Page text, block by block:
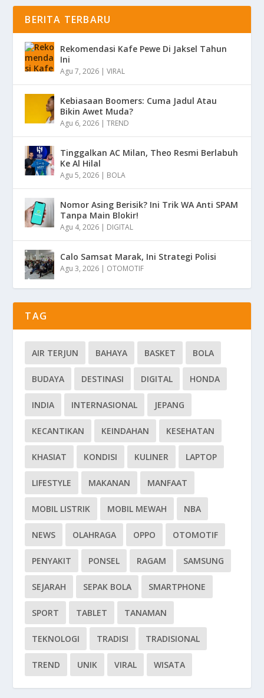
BERITA TERBARU
Rekomendasi Kafe Pewe Di Jaksel Tahun
Ini
Agu 7, 2026 |VIRAL
Kebiasaan Boomers: Cuma Jadul Atau
Bikin Awet Muda?
Agu 6, 2026 |TREND
Tinggalkan AC Milan, Theo Resmi Berlabuh
Ke Al Hilal
Agu 5, 2026 | BOLA
Nomor Asing Berisik? Ini Trik WA Anti SPAM
Tanpa Main Blokir!
Agu 4, 2026 | DIGITAL
Calo Samsat Marak, Ini Strategi Polisi
Agu 3, 2026 | OTOMOTIF
TAG
AIR TERJUN BAHAYA BASKET BOLA
BUDAYA DESTINASI DIGITAL HONDA
INDIA INTERNASIONAL JEPANG
KECANTIKAN KEINDAHAN KESEHATAN
KHASIAT KONDISI KULINER LAPTOP
LIFESTYLE MAKANAN MANFAAT
MOBIL LISTRIK MOBIL MEWAH NBA
NEWS OLAHRAGA OPPO OTOMOTIF
PENYAKIT PONSEL RAGAM SAMSUNG
SEJARAH SEPAK BOLA SMARTPHONE
SPORT TABLET TANAMAN
TEKNOLOGI TRADISI TRADISIONAL
TREND UNIK VIRAL WISATA